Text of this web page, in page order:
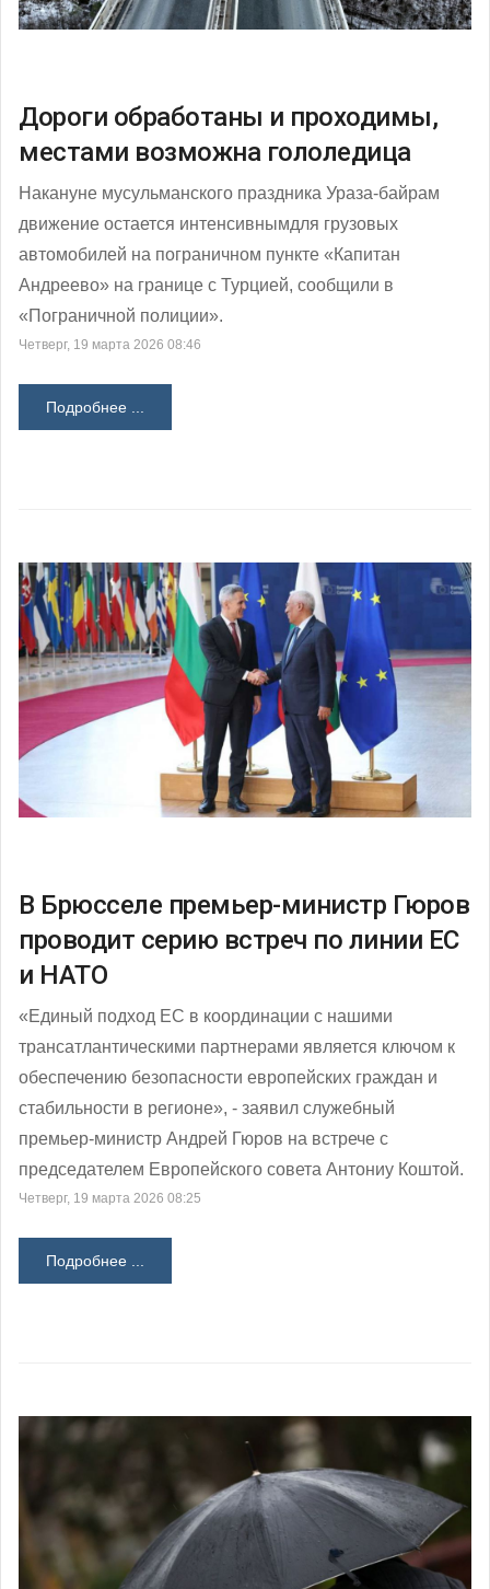
Дороги обработаны и проходимы,
местами возможна гололедица
Накануне мусульманского праздника Ураза-байрам
движение остается интенсивнымдля грузовых
автомобилей на пограничном пункте «Капитан
Андреево» на границе с Турцией, сообщили в
«Пограничной полиции».
Четверг, 19 марта 2026 08:46
Подробнее ...
В Брюсселе премьер-министр Гюров
проводит серию встреч по линии ЕС
и НАТО
«Единый подход ЕС в координации с нашими
трансатлантическими партнерами является ключом к
обеспечению безопасности европейских граждан и
стабильности в регионе», - заявил служебный
премьер-министр Андрей Гюров на встрече с
председателем Европейского совета Антониу Коштой.
Четверг, 19 марта 2026 08:25
Подробнее ...